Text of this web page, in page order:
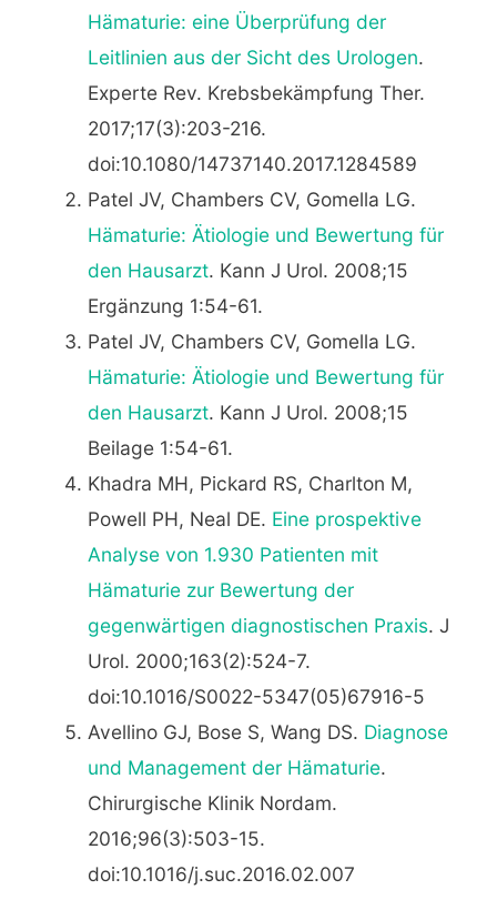
Hämaturie: eine Überprüfung der
Leitlinien aus der Sicht des Urologen.
Experte Rev. Krebsbekämpfung Ther.
2017;17(3):203-216.
doi:10.1080/14737140.2017.1284589
Patel JV, Chambers CV, Gomella LG.
Hämaturie: Ätiologie und Bewertung für
den Hausarzt. Kann J Urol. 2008;15
Ergänzung 1:54-61.
Patel JV, Chambers CV, Gomella LG.
Hämaturie: Ätiologie und Bewertung für
den Hausarzt. Kann J Urol. 2008;15
Beilage 1:54-61.
Khadra MH, Pickard RS, Charlton M,
Powell PH, Neal DE. Eine prospektive
Analyse von 1.930 Patienten mit
Hämaturie zur Bewertung der
gegenwärtigen diagnostischen Praxis. J
Urol. 2000;163(2):524-7.
doi:10.1016/S0022-5347(05)67916-5
Avellino GJ, Bose S, Wang DS. Diagnose
und Management der Hämaturie.
Chirurgische Klinik Nordam.
2016;96(3):503-15.
doi:10.1016/j.suc.2016.02.007